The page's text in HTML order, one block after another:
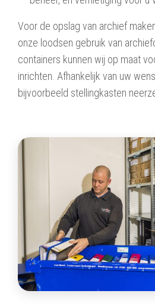
Voor de opslag van archief
onze loodsen gebruik van
containers kunnen wij op maat
inrichten. Afhankelijk van uw
bijvoorbeeld stellingkasten